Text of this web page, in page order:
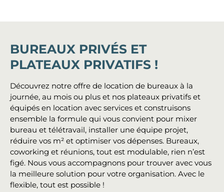
BUREAUX PRIVÉS ET
PLATEAUX PRIVATIFS !
Découvrez notre offre de location de bureaux à la
journée, au mois ou plus et nos plateaux privatifs et
équipés en location avec services et construisons
ensemble la formule qui vous convient pour mixer
bureau et télétravail, installer une équipe projet,
réduire vos m² et optimiser vos dépenses. Bureaux,
coworking et réunions, tout est modulable, rien n’est
figé. Nous vous accompagnons pour trouver avec vous
la meilleure solution pour votre organisation. Avec le
flexible, tout est possible !